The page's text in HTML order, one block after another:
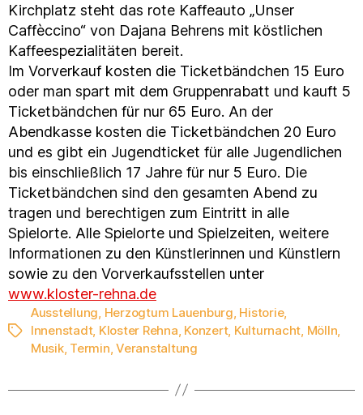
Kirchplatz steht das rote Kaffeauto „Unser
Caffèccino“ von Dajana Behrens mit köstlichen
Kaffeespezialitäten bereit.
Im Vorverkauf kosten die Ticketbändchen 15 Euro
oder man spart mit dem Gruppenrabatt und kauft 5
Ticketbändchen für nur 65 Euro. An der
Abendkasse kosten die Ticketbändchen 20 Euro
und es gibt ein Jugendticket für alle Jugendlichen
bis einschließlich 17 Jahre für nur 5 Euro. Die
Ticketbändchen sind den gesamten Abend zu
tragen und berechtigen zum Eintritt in alle
Spielorte. Alle Spielorte und Spielzeiten, weitere
Informationen zu den Künstlerinnen und Künstlern
sowie zu den Vorverkaufsstellen unter
www.kloster-rehna.de
Schlagwörter
Ausstellung, Herzogtum Lauenburg, Historie,
Innenstadt, Kloster Rehna, Konzert, Kulturnacht, Mölln,
Musik, Termin,Veranstaltung